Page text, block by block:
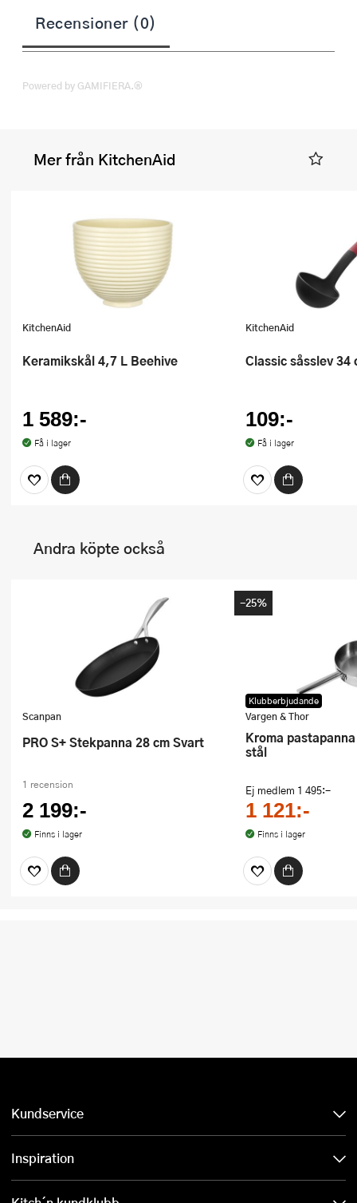
Recensioner (0)
Powered by GAMIFIERA.®
Mer från KitchenAid
KitchenAid
keramikskål 4,7 L Beehive
1 589:-
Få i lager
KitchenAid
Classic såsslev
109:-
Få i lager
Andra köpte också
Scanpan
PRO S+ Stekpanna 28 cm Svart
1 recension
2 199:-
Finns i lager
Klubberbjudande
Vargen & Thor
Kroma pastapanna 26 cm blankt
stål
Ej medlem 1 495:-
1 121:-
Finns i lager
-25%
Kundservice
Inspiration